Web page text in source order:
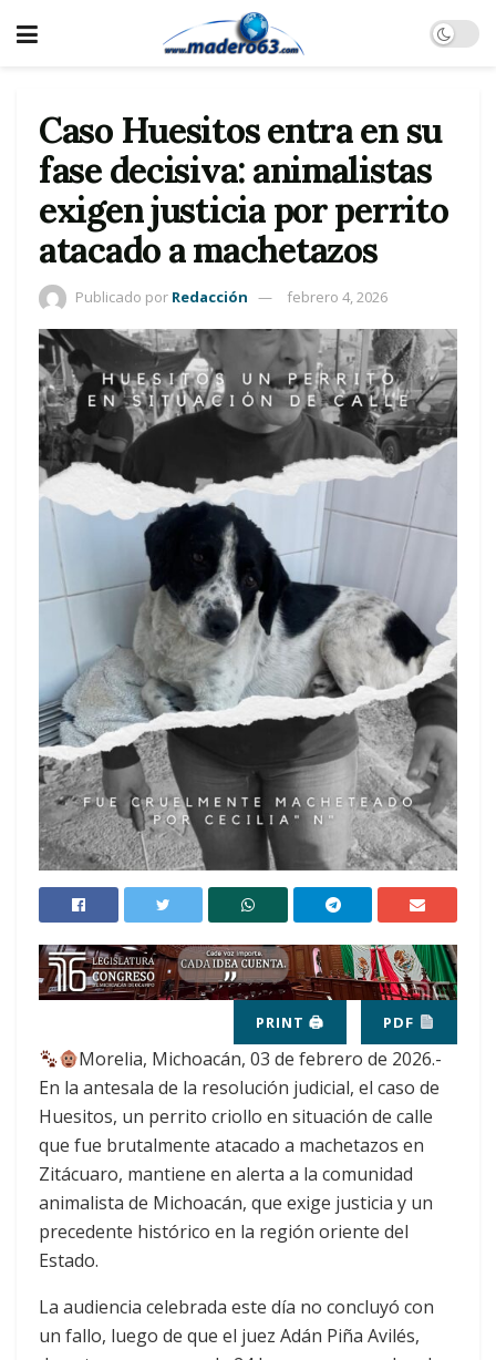
Caso Huesitos entra en su
fase decisiva: animalistas
exigen justicia por perrito
atacado a machetazos
Publicado por Redacción febrero 4, 2026
PRINT 🖨 PDF
Morelia, Michoacán, 03 de febrero de 2026.-
En la antesala de la resolución judicial, el caso de
Huesitos, un perrito criollo en situación de calle
que fue brutalmente atacado a machetazos en
Zitácuaro, mantiene en alerta a la comunidad
animalista de Michoacán, que exige justicia y un
precedente histórico en la región oriente del
Estado.
La audiencia celebrada este día no concluyó con
un fallo, luego de que el juez Adán Piña Avilés,